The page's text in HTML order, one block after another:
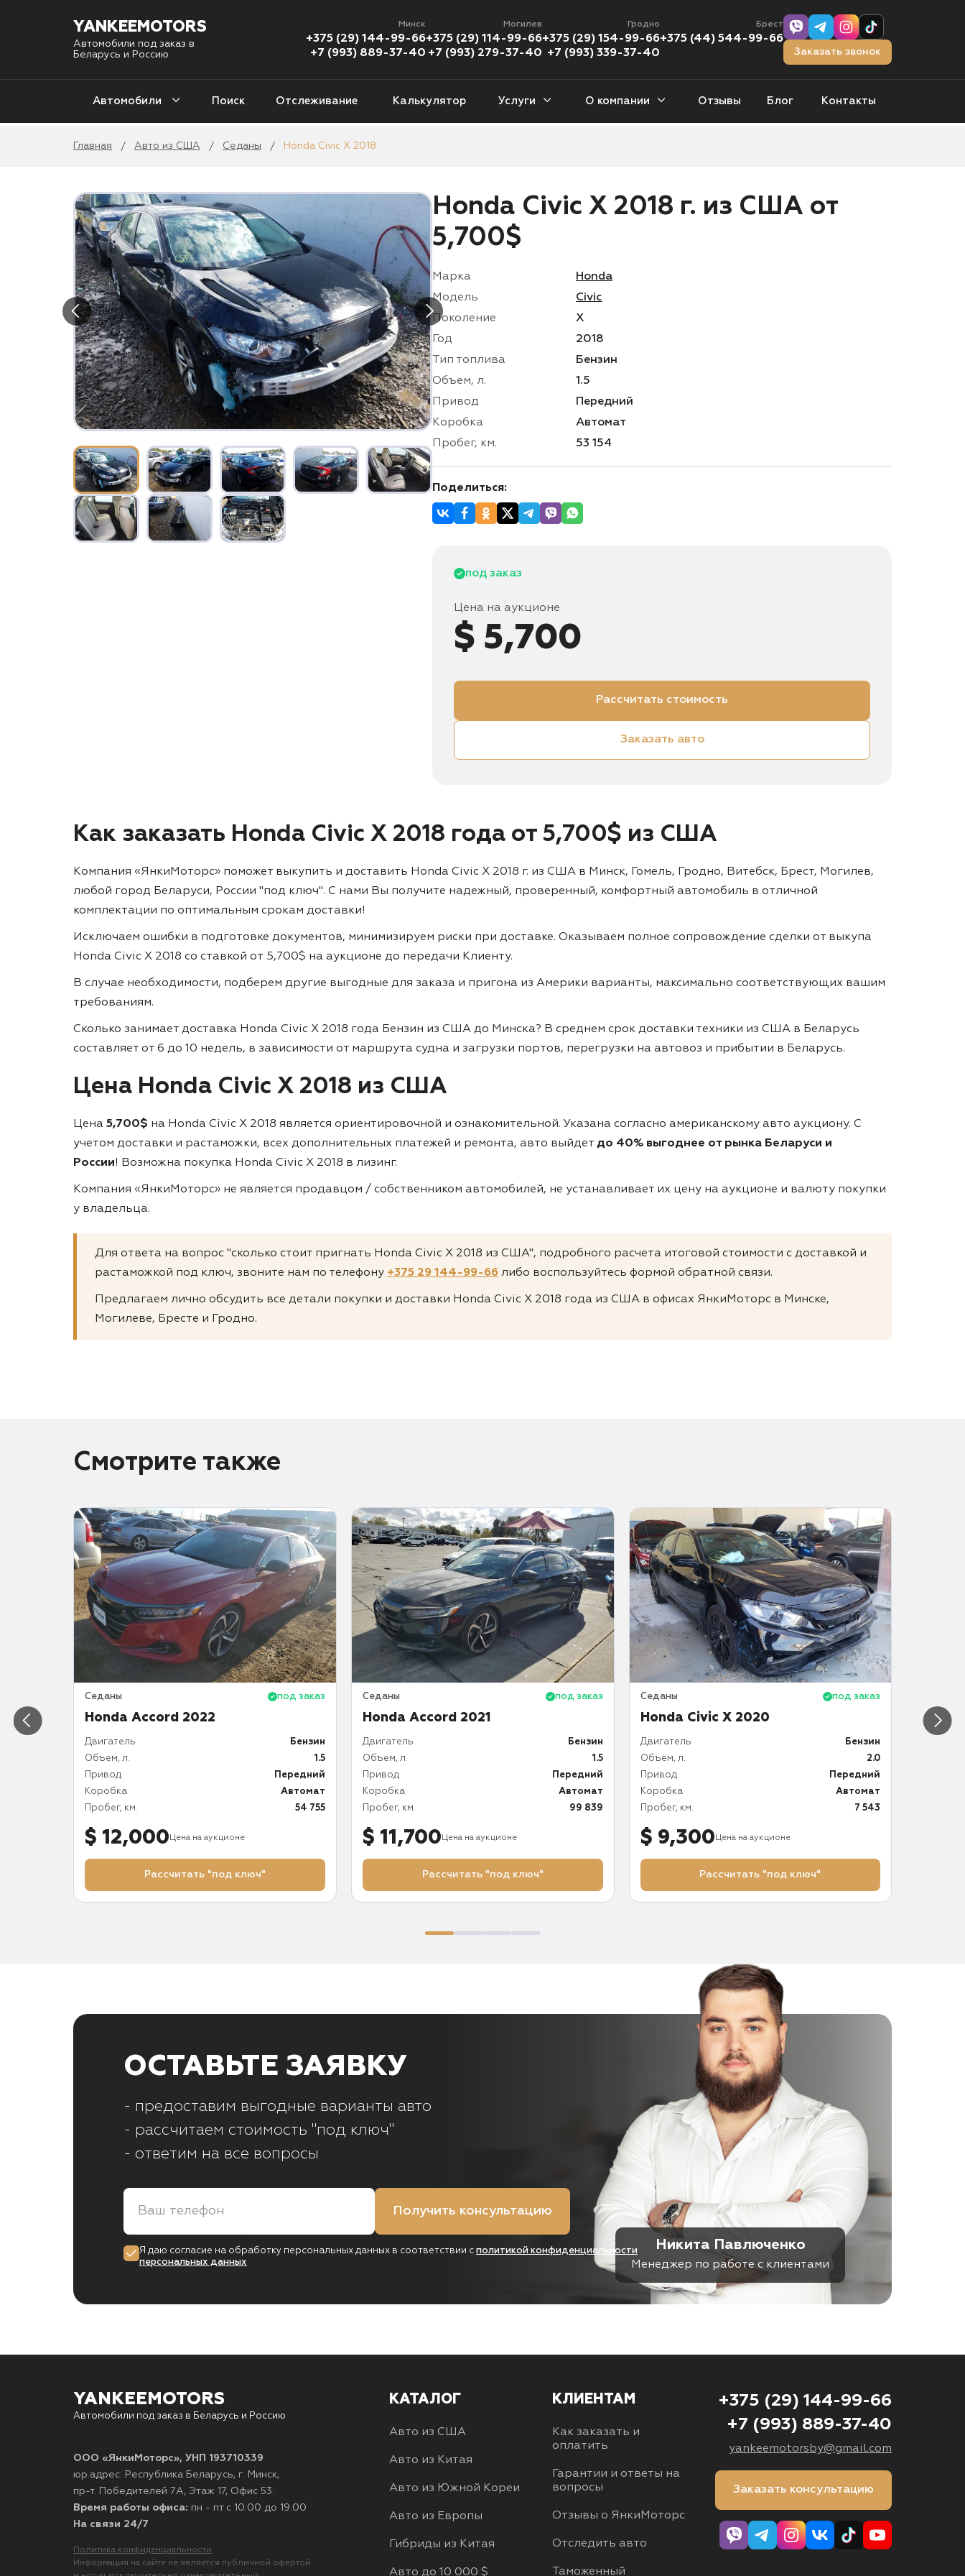
YANKEEMOTORS
Автомобили под заказ в
Беларусь и Россию
Минск
+375 (29) 144-99-66
+7 (993) 889-37-40
Могилев
+375 (29) 114-99-66
+7 (993) 279-37-40
Гродно
+375 (29) 154-99-66
+7 (993) 339-37-40
Брест
+375 (44) 544-99-66
Заказать звонок
Автомобили
Авто из Кореи
Авто из Китая
Авто из Европы
Универсалы
56 авто
208 авто
Мотоциклы
383 мото
Поиск Отслеживание Калькулятор Услуги О компании Отзывы Блог Контакты
Главная / Авто из США / Седаны / Honda Civic X 2018
Honda Civic X 2018 г. из США от
5,700$
Марка
Honda
Модель
Civic
Поколение
X
Год
2018
Тип топлива
Бензин
Объем, л.
1.5
Привод
Передний
Коробка
Автомат
Пробег, км.
53 154
Поделиться:
под заказ
Цена на аукционе
$ 5,700
Рассчитать стоимость
Заказать авто
Как заказать Honda Civic X 2018 года от 5,700$ из США
Компания «ЯнкиМоторс» поможет выкупить и доставить Honda Civic X 2018 г. из США в Минск, Гомель, Гродно, Витебск, Брест, Могилев,
любой город Беларуси, России "под ключ". С нами Вы получите надежный, проверенный, комфортный автомобиль в отличной
комплектации по оптимальным срокам доставки!
Исключаем ошибки в подготовке документов, минимизируем риски при доставке. Оказываем полное сопровождение сделки от выкупа
Honda Civic X 2018 со ставкой от 5,700$ на аукционе до передачи Клиенту.
В случае необходимости, подберем другие выгодные для заказа и пригона из Америки варианты, максимально соответствующих вашим
требованиям.
Сколько занимает доставка Honda Civic X 2018 года Бензин из США до Минска? В среднем срок доставки техники из США в Беларусь
составляет от 6 до 10 недель, в зависимости от маршрута судна и загрузки портов, перегрузки на автовоз и прибытии в Беларусь.
Цена Honda Civic X 2018 из США
Цена 5,700$ на Honda Civic X 2018 является ориентировочной и ознакомительной. Указана согласно американскому авто аукциону. С
учетом доставки и растаможки, всех дополнительных платежей и ремонта, авто выйдет до 40% выгоднее от рынка Беларуси и
России! Возможна покупка Honda Civic X 2018 в лизинг.
Компания «ЯнкиМоторс» не является продавцом / собственником автомобилей, не устанавливает их цену на аукционе и валюту покупки
у владельца.
Для ответа на вопрос "сколько стоит пригнать Honda Civic X 2018 из США", подробного расчета итоговой стоимости с доставкой и
растаможкой под ключ, звоните нам по телефону +375 29 144-99-66 либо воспользуйтесь формой обратной связи.
Предлагаем лично обсудить все детали покупки и доставки Honda Civic X 2018 года из США в офисах ЯнкиМоторс в Минске,
Могилеве, Бресте и Гродно.
Смотрите также
Седаны под заказ
Honda Accord 2022
Двигатель
Бензин
Объем, л.
1.5
Привод
Передний
Коробка
Автомат
Пробег, км.
54 755
$ 12,000 Цена на аукционе
Рассчитать "под ключ"
Седаны под заказ
Honda Accord 2021
Двигатель
Бензин
Объем, л.
1.5
Привод
Передний
Коробка
Автомат
Пробег, км.
99 839
$ 11,700 Цена на аукционе
Рассчитать "под ключ"
Седаны под заказ
Honda Civic X 2020
Двигатель
Бензин
Объем, л.
2.0
Привод
Передний
Коробка
Автомат
Пробег, км.
7 543
$ 9,300 Цена на аукционе
Рассчитать "под ключ"
ОСТАВЬТЕ ЗАЯВКУ
- предоставим выгодные варианты авто
- рассчитаем стоимость "под ключ"
- ответим на все вопросы
Получить консультацию
Я даю согласие на обработку персональных данных в соответствии с политикой конфиденциальности
персональных данных
Никита Павлюченко
Менеджер по работе с клиентами
+375 (29) 144-99-66
+7 (993) 889-37-40
yankeemotorsby@gmail.com
Заказать консультацию
КАТАЛОГ
Авто из США
Авто из Китая
Авто из Южной Кореи
Авто из Европы
Гибриды из Китая
Авто до 10 000 $
КЛИЕНТАМ
Как заказать и
оплатить
Гарантии и ответы на
вопросы
Отзывы о ЯнкиМоторс
Отследить авто
Таможенный
YANKEEMOTORS
Автомобили под заказ в Беларусь и Россию
ООО «ЯнкиМоторс», УНП 193710339
юр.адрес: Республика Беларусь, г. Минск,
пр-т. Победителей 7А, Этаж 17, Офис 53.
Время работы офиса: пн - пт с 10:00 до 19:00
На связи 24/7
Политика конфиденциальности
Информация на сайте не является публичной офертой